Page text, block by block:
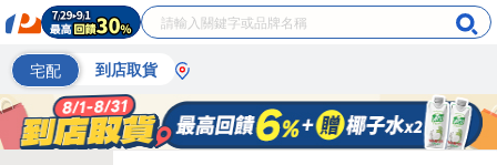
宅配 到店取貨